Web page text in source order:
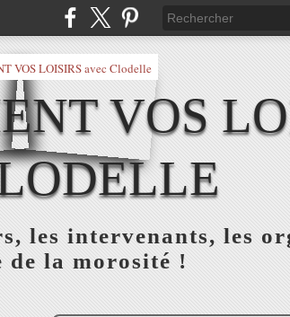
VOS
les intervenants, les
de la morosité !